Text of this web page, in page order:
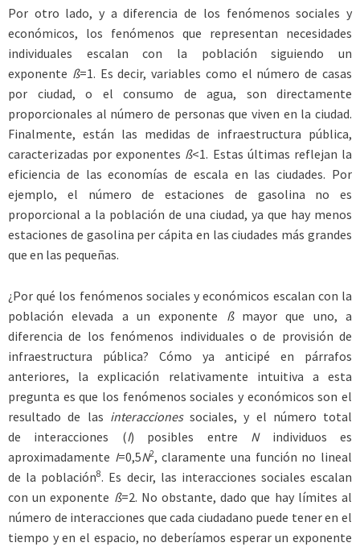
Por otro lado, y a diferencia de los fenómenos sociales y
económicos, los fenómenos que representan necesidades
individuales escalan con la población siguiendo un
exponente ß=1. Es decir, variables como el número de casas
por ciudad, o el consumo de agua, son directamente
proporcionales al número de personas que viven en la ciudad.
Finalmente, están las medidas de infraestructura pública,
caracterizadas por exponentes ß<1. Estas últimas reflejan la
eficiencia de las economías de escala en las ciudades. Por
ejemplo, el número de estaciones de gasolina no es
proporcional a la población de una ciudad, ya que hay menos
estaciones de gasolina per cápita en las ciudades más grandes
que en las pequeñas.
¿Por qué los fenómenos sociales y económicos escalan con la
población elevada a un exponente ßmayor que uno, a
diferencia de los fenómenos individuales o de provisión de
infraestructura pública? Cómo ya anticipé en párrafos
anteriores, la explicación relativamente intuitiva a esta
pregunta es que los fenómenos sociales y económicos son el
resultado de las interaccionessociales, y el número total
de interacciones (I) posibles entre Nindividuos es
aproximadamente I=0,5N2, claramente una función no lineal
de la población8. Es decir, las interacciones sociales escalan
con un exponente ß=2. No obstante, dado que hay límites al
número de interacciones que cada ciudadano puede tener en el
tiempo y en el espacio, no deberíamos esperar un exponente